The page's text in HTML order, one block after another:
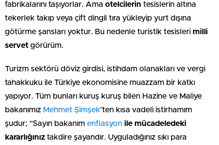
fabrikalarını taşıyorlar. Ama otelcilerin tesislerin altına
tekerlek takıp veya çift dingil tıra yükleyip yurt dışına
götürme şansları yoktur. Bu nedenle turistik tesisleri milli
servet görürüm.
Turizm sektörü döviz girdisi, istihdam olanakları ve vergi
tahakkuku ile Türkiye ekonomisine muazzam bir katkı
yapıyor. Tüm bunları kuruş kuruş bilen Hazine ve Maliye
bakanımız Mehmet Şimşek’ten kısa vadeli istirhamım
şudur; “Sayın bakanım enflasyon ile mücadeledeki
kararlığınız takdire şayandır. Uyguladığınız sıkı para